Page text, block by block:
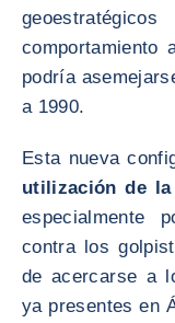
comportamiento
podría
a 1990.
Esta nueva
utilización de la
especialmente
contra los
de acercarse a
ya presentes en